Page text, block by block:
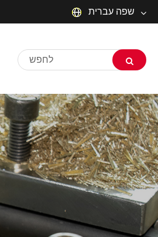
שפה עברית
Français
Español
العربية
שפה עברית